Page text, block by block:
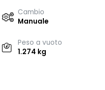
Cambio
Manuale
Peso a vuoto
1.274 kg